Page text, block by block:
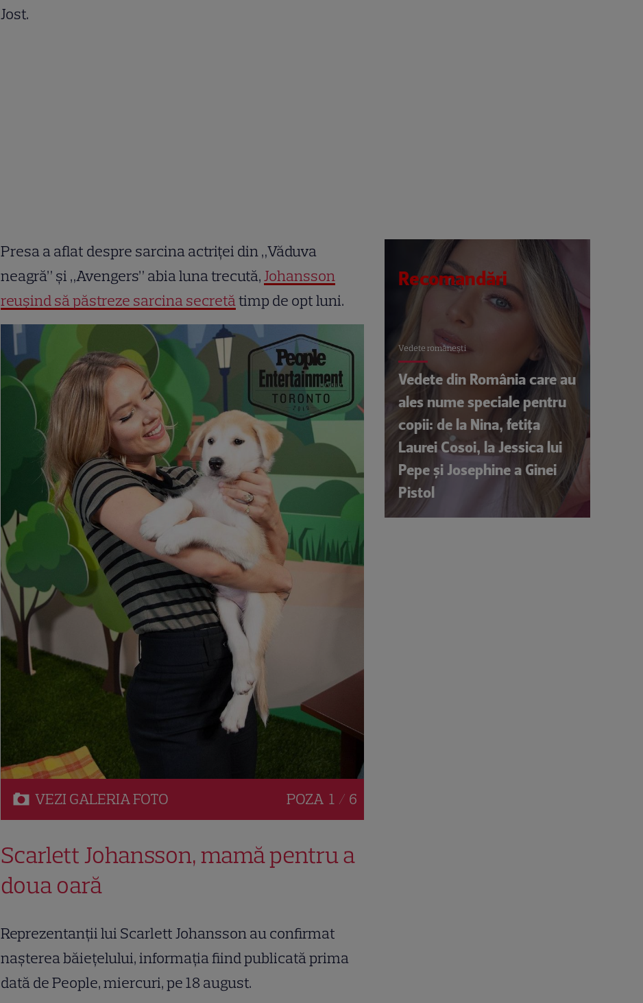
Jost.
Presa a aflat despre sarcina actriței din „Văduva
neagră” și „Avengers” abia luna trecută,Johansson
reușind să păstreze sarcina secretătimp de opt luni.
VEZI GALERIAFOTO POZA 1 / 6
Scarlett Johansson, mamă pentru a
doua oară
Reprezentanții lui Scarlett Johansson au confirmat
nașterea băiețelului, informația fiind publicată prima
dată de People, miercuri, pe 18 august.
Recomandări
Vedete româneşti
Vedete din România care au
ales nume speciale pentru
copii: de la Nina, fetița
Laurei Cosoi, la Jessica lui
Pepe și Josephine a Ginei
Pistol